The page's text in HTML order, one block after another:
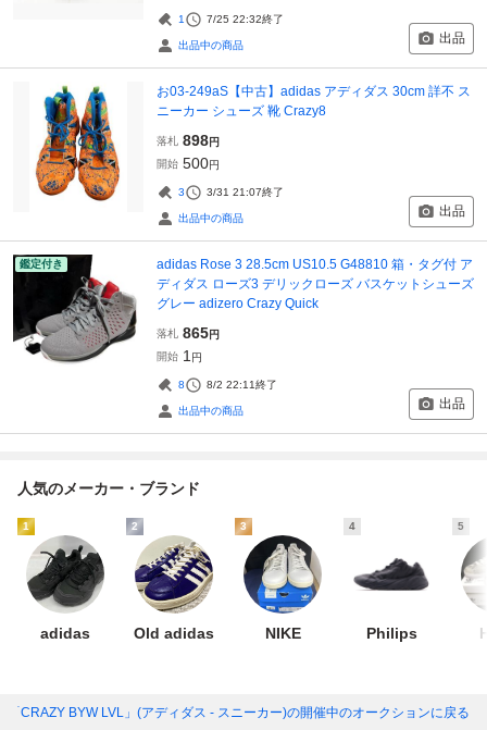
1 7/25 22:32終了
出品中の商品 出品
お03-249aS【中古】adidas アディダス 30cm 詳不 ス
ニーカー シューズ 靴 Crazy8
落札 898円
開始 500円
3 3/31 21:07終了
出品中の商品 出品
鑑定付き
adidas Rose 3 28.5cm US10.5 G48810 箱・タグ付 ア
ディダス ローズ3 デリックローズ バスケットシューズ
グレー adizero Crazy Quick
落札 865円
開始 1 円
8 8/2 22:11終了
出品中の商品 出品
人気のメーカー・ブランド
1
adidas
2
Old adidas
3
NIKE
4
Philips
5
「CRAZY BYW LVL」(アディダス - スニーカー)の開催中のオークションに戻る